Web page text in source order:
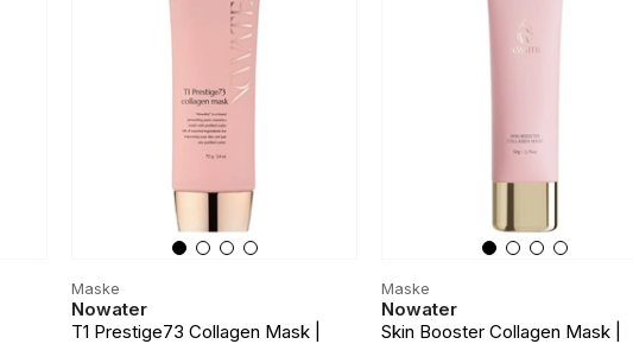
Maske
Nowater
T1 Prestige73 Collagen Mask |
Maske
Nowater
Skin Booster Collagen Mask |